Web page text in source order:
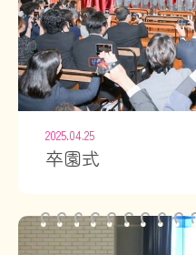
2025.04.25
卒園式